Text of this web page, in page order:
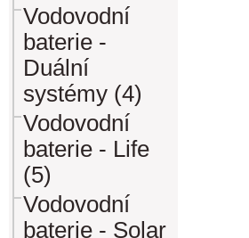
Vodovodní
baterie -
Duální
systémy (4)
Vodovodní
baterie - Life
(5)
Vodovodní
baterie - Solar